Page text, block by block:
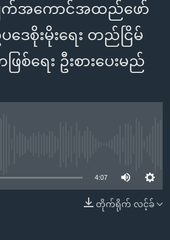
အလွန်
ျက်အကောင်အထည်ဖော်
ဒေစိုးမိုးရေး တည်ငြိမ်
စ်ရေး ဦးစားပေးမည်
4:07
တိုက်ရိုက် လင့်ခ်